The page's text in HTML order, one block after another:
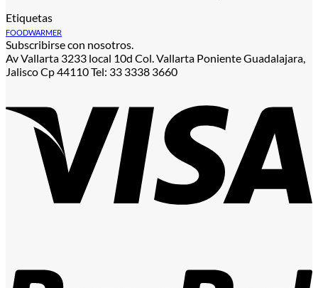
Etiquetas
FOODWARMER
Subscribirse con nosotros.
Av Vallarta 3233 local 10d Col. Vallarta Poniente Guadalajara,
Jalisco Cp 44110 Tel: 33 3338 3660